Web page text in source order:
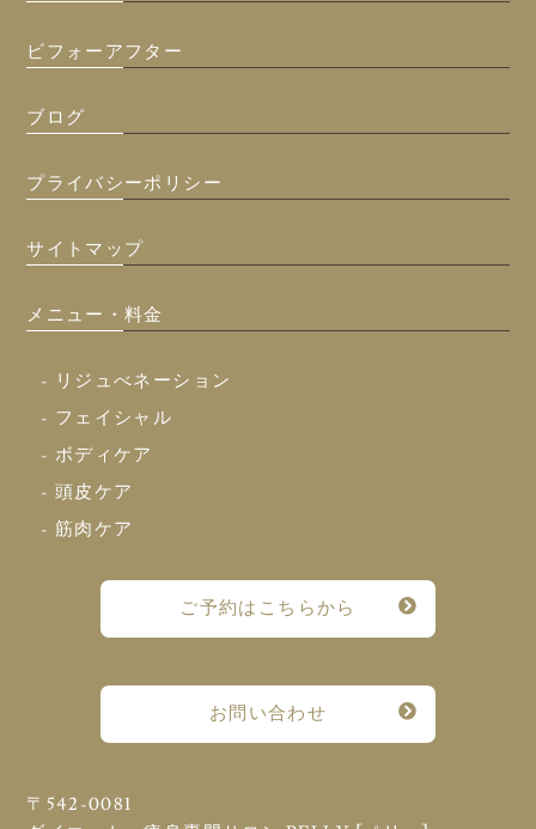
ビフォーアフター
ブログ
プライバシーポリシー
サイトマップ
メニュー・料金
- リジュべネーション
- フェイシャル
- ボディケア
- 頭皮ケア
- 筋肉ケア
ご予約はこちらから
お問い合わせ
〒542-0081